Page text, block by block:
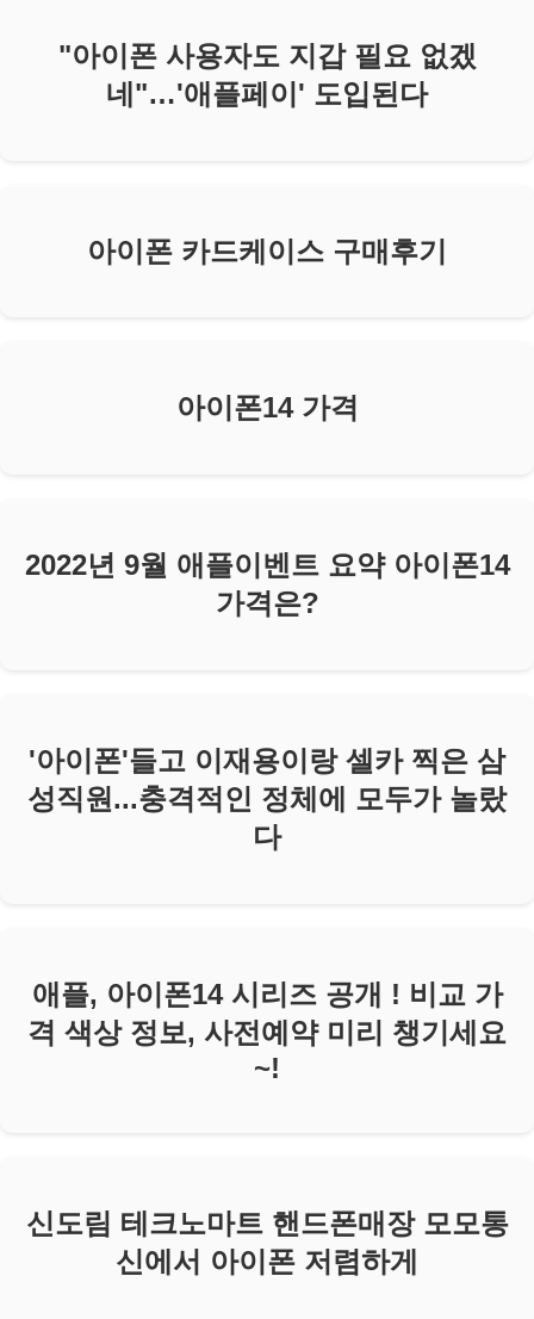
"아이폰 사용자도 지갑 필요 없겠
네"…'애플페이' 도입된다
아이폰 카드케이스 구매후기
아이폰14 가격
2022년 9월 애플이벤트 요약 아이폰14
가격은?
'아이폰'들고 이재용이랑 셀카 찍은 삼
성직원...충격적인 정체에 모두가 놀랐
다
애플, 아이폰14 시리즈 공개 ! 비교 가
격 색상 정보, 사전예약 미리 챙기세요
~!
신도림 테크노마트 핸드폰매장 모모통
신에서 아이폰 저렴하게